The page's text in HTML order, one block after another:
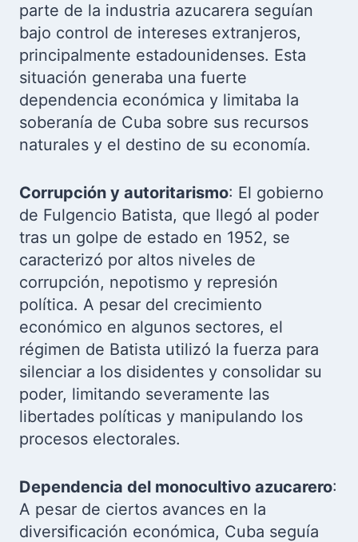
parte de la industria azucarera seguían
bajo control de intereses extranjeros,
principalmente estadounidenses. Esta
situación generaba una fuerte
dependencia económica y limitaba la
soberanía de Cuba sobre sus recursos
naturales y el destino de su economía.
Corrupción y autoritarismo: El gobierno
de Fulgencio Batista, que llegó al poder
tras un golpe de estado en 1952, se
caracterizó por altos niveles de
corrupción, nepotismo y represión
política. A pesar del crecimiento
económico en algunos sectores, el
régimen de Batista utilizó la fuerza para
silenciar a los disidentes y consolidar su
poder, limitando severamente las
libertades políticas y manipulando los
procesos electorales.
Dependencia del monocultivo azucarero:
A pesar de ciertos avances en la
diversificación económica, Cuba seguía